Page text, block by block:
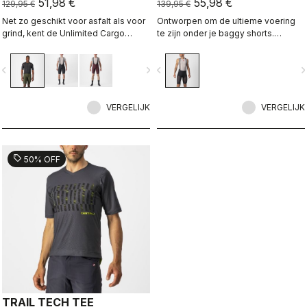
129,95 € 51,98 €
Net zo geschikt voor asfalt als voor
grind, kent de Unlimited Cargo
met vier zakken is klaar voor je
volgende avontuur.
navigate_next
VERGELIJK
139,95 € 55,98 €
Ontworpen om de ultieme voering
te zijn onder je baggy shorts.
comfortabele Progetto X2 Air
naadloze zeem in de coolste
minimalistische short, met drie
navigate_before
VERGELIJK
sell 50% OFF
TRAIL TECH TEE